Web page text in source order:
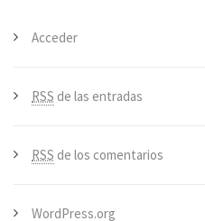
Acceder
RSS de las entradas
RSS de los comentarios
WordPress.org